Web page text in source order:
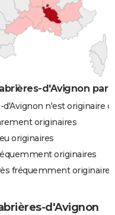
d'Avignon par
d'Avignon n'est originaire
originaires
originaires
originaires
fréquemment originaires
d'Avignon